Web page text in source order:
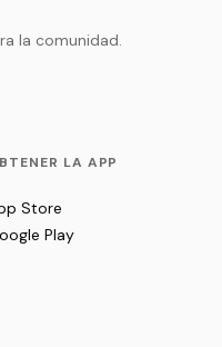
la comunidad.
LA APP
Store
Play